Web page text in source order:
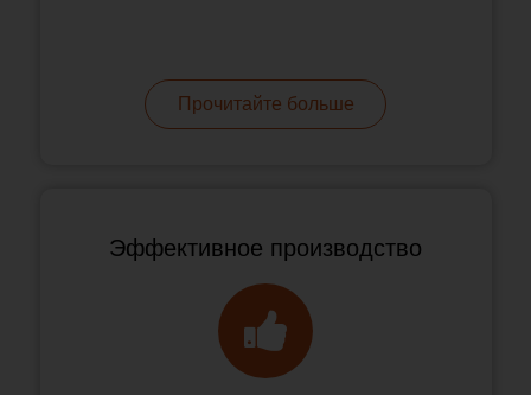
Прочитайте больше
Эффективное производство